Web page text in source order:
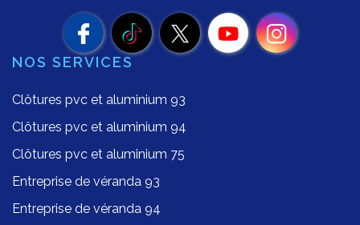
NOS SERVICES
Clôtures pvc et aluminium 93
Clôtures pvc et aluminium 94
Clôtures pvc et aluminium 75
Entreprise de véranda 93
Entreprise de véranda 94